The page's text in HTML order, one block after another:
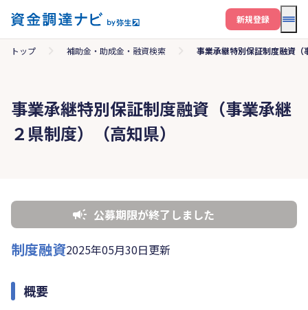
メ
新規登録
トップ 補助金・助成金・融資検索 事業承継特別保証制度融資
事業承継特別保証制度融資（事業承継
２県制度）（高知県）
公募期限が終了しました
制度融資2025年05月30日更新
概要